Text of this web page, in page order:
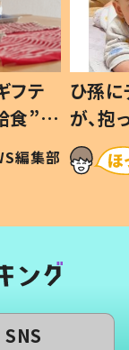
フテ
食”を
の親
編集部
ひ孫
が、
「涙が
い」
SNS